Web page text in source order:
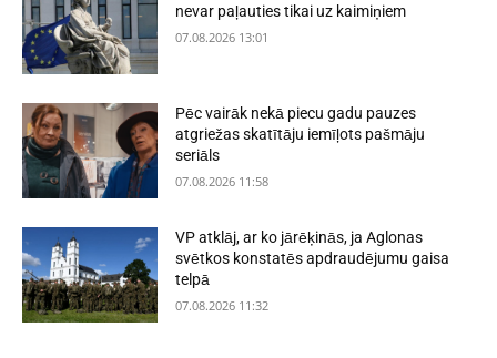
nevar paļauties tikai uz kaimiņiem
07.08.2026 13:01
Pēc vairāk nekā piecu gadu pauzes
atgriežas skatītāju iemīļots pašmāju
seriāls
07.08.2026 11:58
VP atklāj, ar ko jārēķinās, ja Aglonas
svētkos konstatēs apdraudējumu gaisa
telpā
07.08.2026 11:32